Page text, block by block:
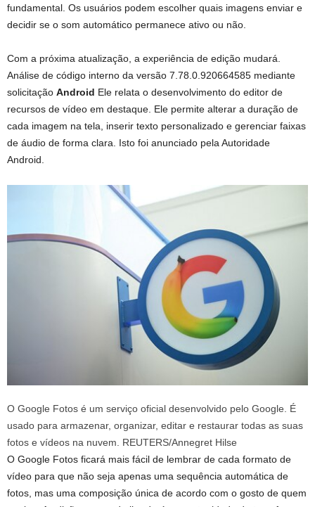
fundamental. Os usuários podem escolher quais imagens enviar e
decidir se o som automático permanece ativo ou não.
Com a próxima atualização, a experiência de edição mudará.
Análise de código interno da versão 7.78.0.920664585 mediante
solicitação Android Ele relata o desenvolvimento do editor de
recursos de vídeo em destaque. Ele permite alterar a duração de
cada imagem na tela, inserir texto personalizado e gerenciar faixas
de áudio de forma clara. Isto foi anunciado pela Autoridade
Android.
O Google Fotos é um serviço oficial desenvolvido pelo Google. É
usado para armazenar, organizar, editar e restaurar todas as suas
fotos e vídeos na nuvem. REUTERS/Annegret Hilse
O Google Fotos ficará mais fácil de lembrar de cada formato de
vídeo para que não seja apenas uma sequência automática de
fotos, mas uma composição única de acordo com o gosto de quem